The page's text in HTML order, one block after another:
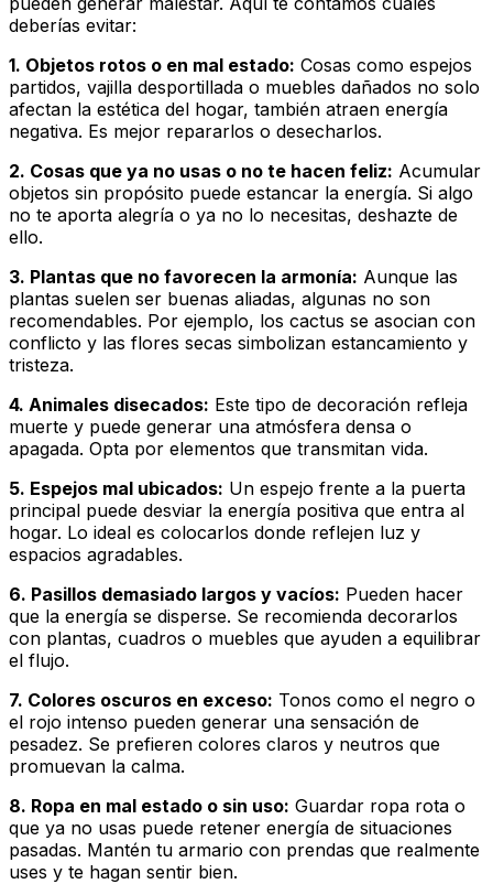
deberías evitar:
1. Objetos rotos o en mal estado: Cosas como espejos
partidos, vajilla desportillada o muebles dañados no solo
afectan la estética del hogar, también atraen energía
negativa. Es mejor repararlos o desecharlos.
2. Cosas que ya no usas o no te hacen feliz: Acumular
objetos sin propósito puede estancar la energía. Si algo
no te aporta alegría o ya no lo necesitas, deshazte de
ello.
3. Plantas que no favorecen la armonía: Aunque las
plantas suelen ser buenas aliadas, algunas no son
recomendables. Por ejemplo, los cactus se asocian con
conflicto y las flores secas simbolizan estancamiento y
tristeza.
4. Animales disecados: Este tipo de decoración refleja
muerte y puede generar una atmósfera densa o
apagada. Opta por elementos que transmitan vida.
5. Espejos mal ubicados: Un espejo frente a la puerta
principal puede desviar la energía positiva que entra al
hogar. Lo ideal es colocarlos donde reflejen luz y
espacios agradables.
6. Pasillos demasiado largos y vacíos: Pueden hacer
que la energía se disperse. Se recomienda decorarlos
con plantas, cuadros o muebles que ayuden a equilibrar
el flujo.
7. Colores oscuros en exceso: Tonos como el negro o
el rojo intenso pueden generar una sensación de
pesadez. Se prefieren colores claros y neutros que
promuevan la calma.
8. Ropa en mal estado o sin uso: Guardar ropa rota o
que ya no usas puede retener energía de situaciones
pasadas. Mantén tu armario con prendas que realmente
uses y te hagan sentir bien.